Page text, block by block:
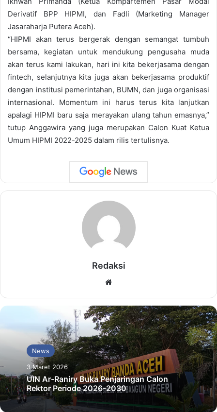
Derivatif BPP HIPMI, dan Fadli (Marketing Manager
Jasaraharja Putera Aceh).
“HIPMI akan terus bergerak dengan semangat tumbuh
bersama, kegiatan untuk mendukung pengusaha muda
akan terus kami lakukan, hari ini kita bekerjasama dengan
fintech, selanjutnya kita juga akan bekerjasama produktif
dengan institusi pemerintahan, BUMN, dan juga organisasi
internasional. Momentum ini harus terus kita lanjutkan
apalagi HIPMI baru saja merayakan ulang tahun emasnya,”
tutup Anggawira yang juga merupakan Calon Kuat Ketua
Umum HIPMI 2022-2025 dalam rilis tertulisnya.
Redaksi
News
3 Maret 2026
UIN Ar-Raniry Buka Penjaringan Calon
Rektor Periode 2026-2030